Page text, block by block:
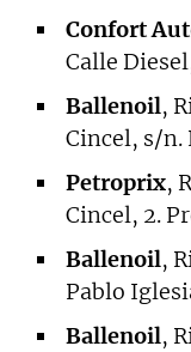
Confort
Calle
Ballenoil,
Cincel, s/n.
Petroprix,
Cincel, 2.
Ballenoil,
Pablo
Ballenoil,